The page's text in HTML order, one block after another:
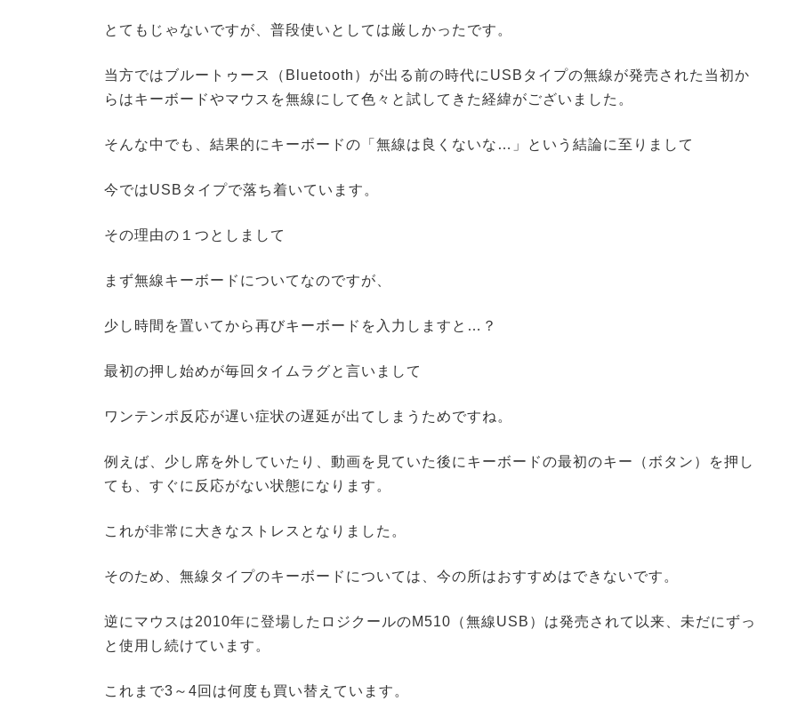
とてもじゃないですが、普段使いとしては厳しかったです。
当方ではブルートゥース（Bluetooth）が出る前の時代にUSBタイプの無線が発売された当初か
らはキーボードやマウスを無線にして色々と試してきた経緯がございました。
そんな中でも、結果的にキーボードの「無線は良くないな…」という結論に至りまして
今ではUSBタイプで落ち着いています。
その理由の１つとしまして
まず無線キーボードについてなのですが、
少し時間を置いてから再びキーボードを入力しますと…？
最初の押し始めが毎回タイムラグと言いまして
ワンテンポ反応が遅い症状の遅延が出てしまうためですね。
例えば、少し席を外していたり、動画を見ていた後にキーボードの最初のキー（ボタン）を押し
ても、すぐに反応がない状態になります。
これが非常に大きなストレスとなりました。
そのため、無線タイプのキーボードについては、今の所はおすすめはできないです。
逆にマウスは2010年に登場したロジクールのM510（無線USB）は発売されて以来、未だにずっ
と使用し続けています。
これまで3～4回は何度も買い替えています。